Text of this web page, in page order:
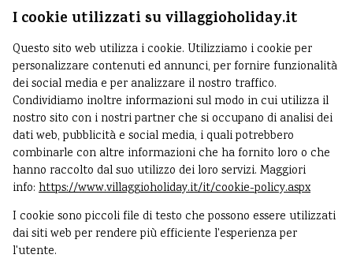
I cookie utilizzati su villaggioholiday.it
Questo sito web utilizza i cookie. Utilizziamo i cookie per
personalizzare contenuti ed annunci, per fornire funzionalità
dei social media e per analizzare il nostro traffico.
Condividiamo inoltre informazioni sul modo in cui utilizza il
nostro sito con i nostri partner che si occupano di analisi dei
dati web, pubblicità e social media, i quali potrebbero
combinarle con altre informazioni che ha fornito loro o che
hanno raccolto dal suo utilizzo dei loro servizi. Maggiori
info: https://www.villaggioholiday.it/it/cookie-policy.aspx
I cookie sono piccoli file di testo che possono essere utilizzati
dai siti web per rendere più efficiente l'esperienza per
l'utente.